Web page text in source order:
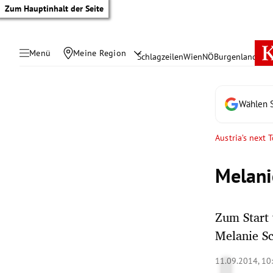
Zum Hauptinhalt der Seite
Menü Meine Region SchlagzeilenWienNÖBurgenland
Wählen
Austria’s next
Zum
Melanie
11.09.2014,